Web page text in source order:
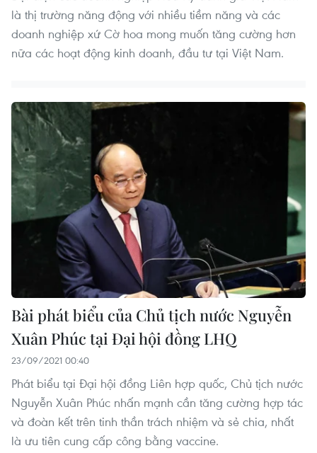
là thị trường năng động với nhiều tiềm năng và các
doanh nghiệp xứ Cờ hoa mong muốn tăng cường hơn
nữa các hoạt động kinh doanh, đầu tư tại Việt Nam.
Bài phát biểu của Chủ tịch nước Nguyễn
Xuân Phúc tại Đại hội đồng LHQ
23/09/2021 00:40
Phát biểu tại Đại hội đồng Liên hợp quốc, Chủ tịch nước
Nguyễn Xuân Phúc nhấn mạnh cần tăng cường hợp tác
và đoàn kết trên tinh thần trách nhiệm và sẻ chia, nhất
là ưu tiên cung cấp công bằng vaccine.